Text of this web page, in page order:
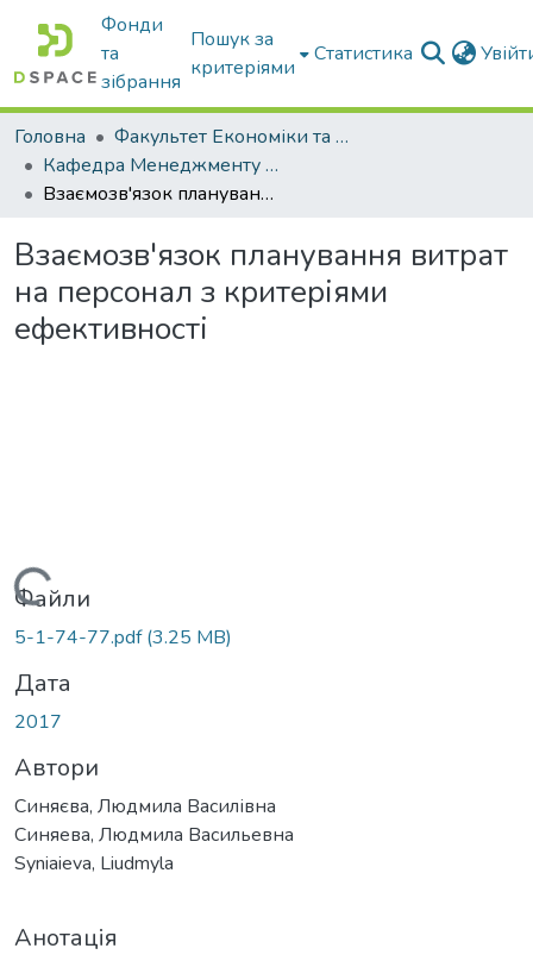
Фонди
та
зібрання
Пошук за
критеріями
Статистика
Головна
Факультет Економіки та бізнесу
Кафедра Менеджменту та публічного адміністрування
Взаємозв'язок планування витрат на персонал з критеріями ефективності
Взаємозв'язок планування витрат
на персонал з критеріями
ефективності
Вантажиться...
Файли
5-1-74-77.pdf(3.25 MB)
Дата
2017
Автори
Синяєва, Людмила Василівна
Синяева, Людмила Васильевна
Syniaieva, Liudmyla
Анотація